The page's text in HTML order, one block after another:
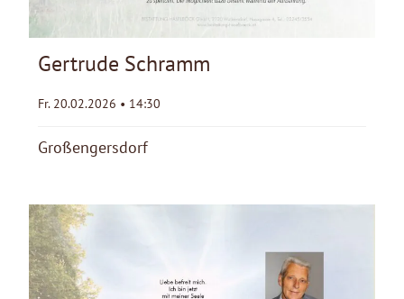
Gertrude Schramm
Fr. 20.02.2026 • 14:30
Großengersdorf